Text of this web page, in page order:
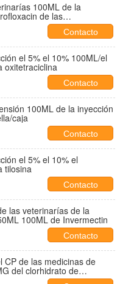
100ML de la
de las
animales
Contacto
el 5% el 10% 100ML/el
oxitetraciclina
Contacto
100ML de la inyección
caja
Contacto
el 5% el 10% el
tilosina
Contacto
las veterinarías de la
100ML de Invermectin
Contacto
CP de las medicinas de
del clorhidrato de